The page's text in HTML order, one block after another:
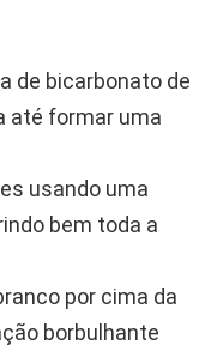
de bicarbonato de
até formar uma
usando uma
bem toda a
por cima da
borbulhante